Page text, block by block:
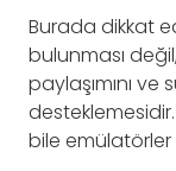
Burada dikkat
bulunması
paylaşımını
bile emülatörler